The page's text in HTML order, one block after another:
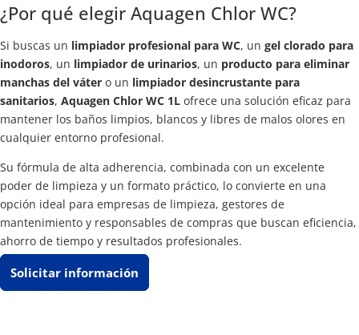
¿Por qué elegir Aquagen Chlor WC?
Si buscas un limpiador profesional para WC, un gel clorado para
inodoros, un limpiador de urinarios, un producto para eliminar
manchas del váter o un limpiador desincrustante para
sanitarios, Aquagen Chlor WC 1L ofrece una solución eficaz para
mantener los baños limpios, blancos y libres de malos olores en
cualquier entorno profesional.
Su fórmula de alta adherencia, combinada con un excelente
poder de limpieza y un formato práctico, lo convierte en una
opción ideal para empresas de limpieza, gestores de
mantenimiento y responsables de compras que buscan eficiencia,
ahorro de tiempo y resultados profesionales.
Solicitar información